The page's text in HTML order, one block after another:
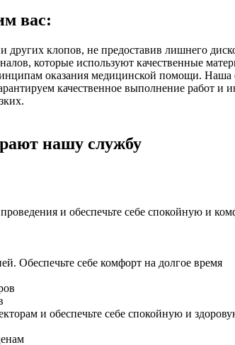
вас:
клопов, не предоставив лишнего
которые используют качественные
оказания медицинской помощи.
качественное выполнение работ
нашу службу
и обеспечьте себе спокойную и
Обеспечьте себе комфорт на долгое время
и обеспечьте себе спокойную и